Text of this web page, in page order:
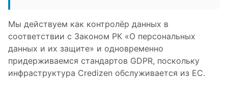
Мы действуем как контролёр данных в
соответствии с Законом РК «О персональных
данных и их защите» и одновременно
придерживаемся стандартов GDPR, поскольку
инфраструктура Credizen обслуживается из ЕС.